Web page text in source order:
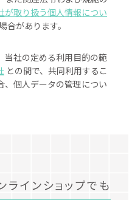
が取り扱う個人情報につい
合があります。
当社の定める利用目的の範
との間で、共同利用するこ
、個人データの管理につい
ラインショップでも